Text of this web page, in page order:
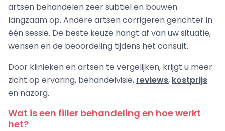
artsen behandelen zeer subtiel en bouwen
langzaam op. Andere artsen corrigeren gerichter in
één sessie. De beste keuze hangt af van uw situatie,
wensen en de beoordeling tijdens het consult.
Door klinieken en artsen te vergelijken, krijgt u meer
zicht op ervaring, behandelvisie, reviews, kostprijs
en nazorg.
Wat is een filler behandeling en hoe werkt
het?